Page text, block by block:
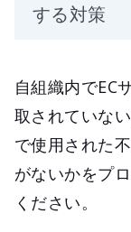
する対策
自組織内でEC
取されていな
で使用された
がないかをプ
ください。